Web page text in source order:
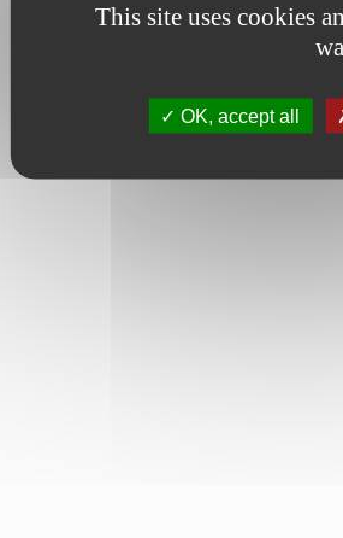
This site uses cookies
OK, accept all